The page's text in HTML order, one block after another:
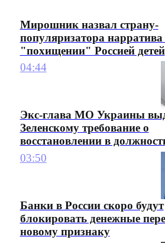
Мирошник назвал страну-
популяризатора нарратива
"похищении" Россией детей
04:44
Экс-глава МО Украины
Зеленскому требование о
восстановлении в
03:50
Банки в России скоро будут
блокировать денежные
новому признаку